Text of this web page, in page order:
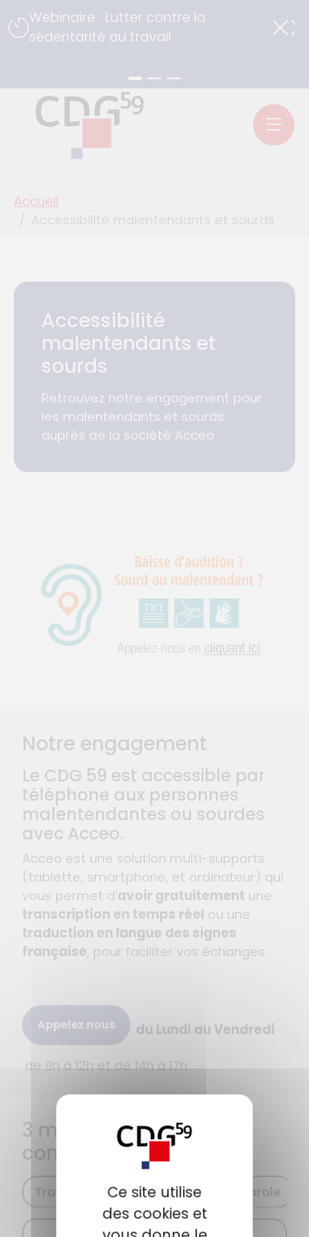
Webinaire : Lutter contre la
sédentarité au travail
Aller au menu principal
Aller aux contenus
Aller au pied de page
Accueil
Accessibilité
malentendants et
sourds
Retrouvez notre engagement pour
les malentendants et sourds
auprès de la société Acceo
Notre engagement
Le CDG 59 est accessible par
téléphone aux personnes
malentendantes ou sourdes
avec Acceo.
Acceo est une solution multi-supports
(tablette, smartphone, et ordinateur) qui
vous permet d'avoir gratuitement une
transcription en temps réel ou une
traduction en langue des signes
française, pour faciliter vos échanges.
Appelez nous du Lundi au Vendredi
de 9h à 12h et de 14h à 17h
3 modes de
communication
Transcription Instantanée de la Parole
Panneau de gestion des cookies
Ce site utilise
des cookies et